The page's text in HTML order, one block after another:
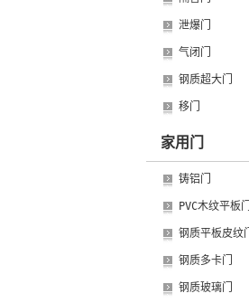
泄爆门
气闭门
钢质超大门
移门
家用门
铸铝门
PVC木纹平板门
钢质平板皮纹门
钢质多卡门
钢质玻璃门